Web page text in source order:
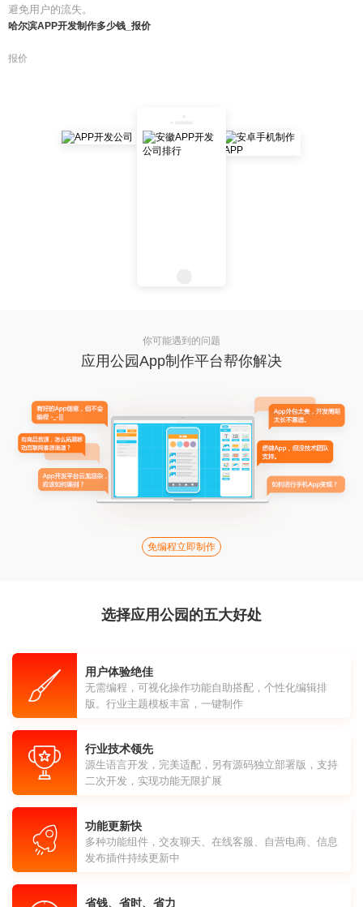
避免用户的流失。
哈尔滨APP开发制作多少钱_报价
报价
你可能遇到的问题
应用公园App制作平台帮你解决
免编程立即制作
选择应用公园的五大好处
用户体验绝佳
无需编程，可视化操作功能自助搭配，个性化编辑排
版。行业主题模板丰富，一键制作
行业技术领先
源生语言开发，完美适配，另有源码独立部署版，支持
二次开发，实现功能无限扩展
功能更新快
多种功能组件，交友聊天、在线客服、自营电商、信息
发布插件持续更新中
省钱、省时、省力